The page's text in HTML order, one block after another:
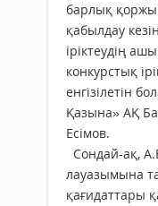
барлық
қабылдау
іріктеудің
конкурстық
енгізілетін
Қазына» АҚ
Есімов.
Сондай-ақ,
лауазымына
қағидаттары